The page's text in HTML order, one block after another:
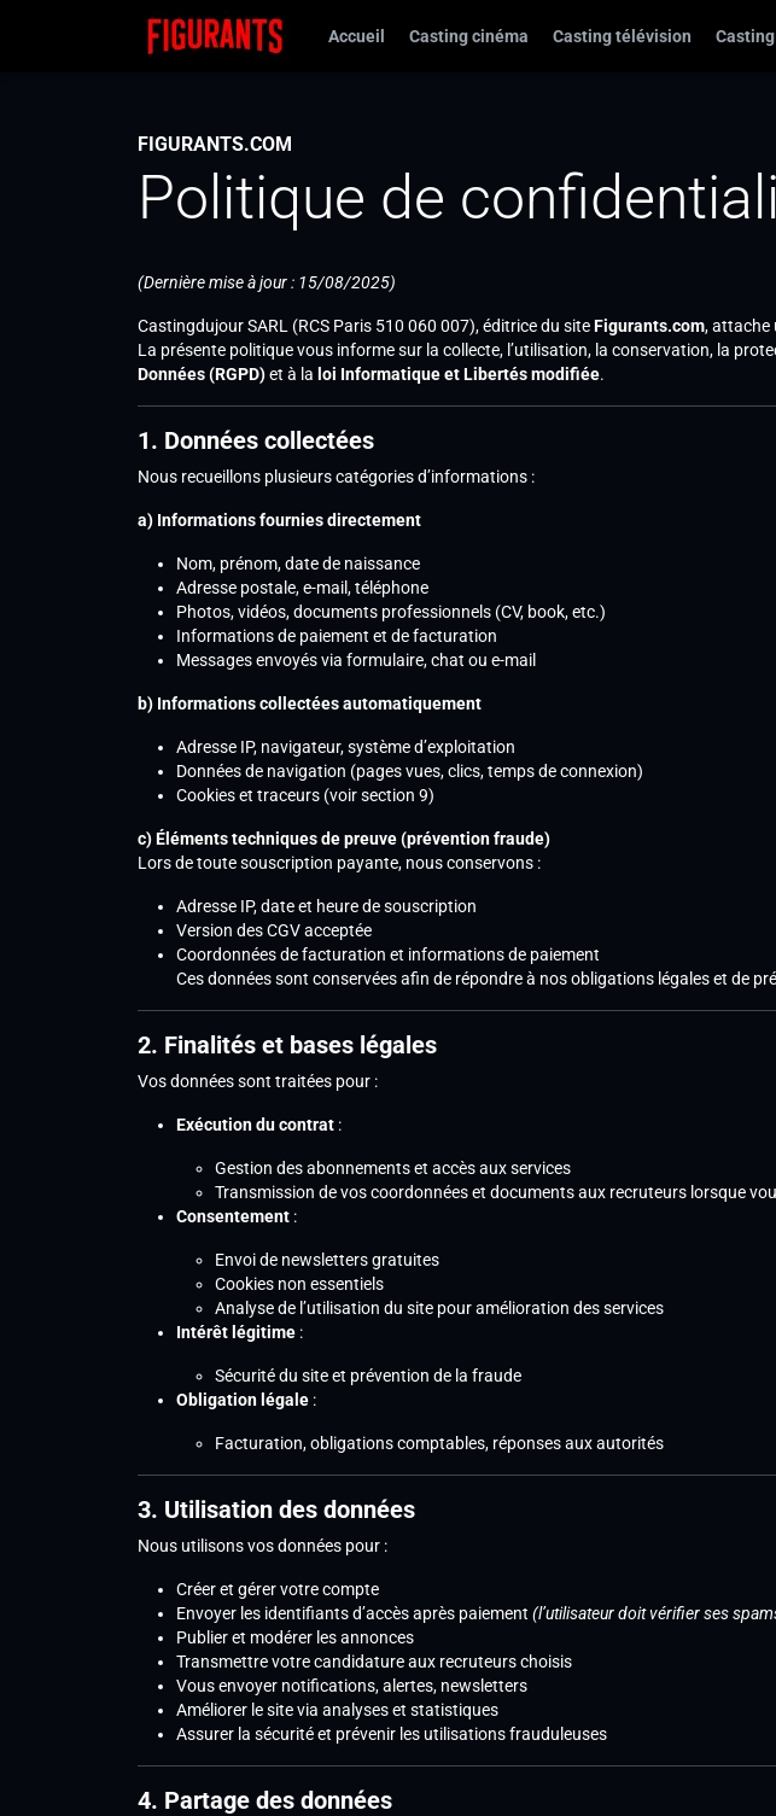
Accueil Casting cinéma Casting télévision
FIGURANTS.COM
Politique de
(Dernière mise à jour : 15/08/2025)
Castingdujour SARL (RCS Paris 510 060 007), éditrice du siteFigurants.com, attache
La présente politique vous informe sur la collecte, l’utilisation, la conservation, la
Données (RGPD)et à la loi Informatique et Libertés modifiée.
1. Données collectées
Nous recueillons plusieurs catégories d’informations :
a) Informations fournies directement
Nom, prénom, date de naissance
Adresse postale, e-mail, téléphone
Photos, vidéos, documents professionnels (CV, book, etc.)
Informations de paiement et de facturation
Messages envoyés via formulaire, chat ou e-mail
b) Informations collectées automatiquement
Adresse IP, navigateur, système d’exploitation
Données de navigation (pages vues, clics, temps de connexion)
Cookies et traceurs (voir section 9)
c) Éléments techniques de preuve (prévention fraude)
Lors de toute souscription payante, nous conservons :
Adresse IP, date et heure de souscription
Version des CGV acceptée
Coordonnées de facturation et informations de paiement
Ces données sont conservées afin de répondre à nos obligations légales et de
2. Finalités et bases légales
Vos données sont traitées pour :
Exécution du contrat :
Gestion des abonnements et accès aux services
Transmission de vos coordonnées et documents aux recruteurs lorsque
Consentement :
Envoi de newsletters gratuites
Cookies non essentiels
Analyse de l’utilisation du site pour amélioration des services
Intérêt légitime :
Sécurité du site et prévention de la fraude
Obligation légale :
Facturation, obligations comptables, réponses aux autorités
3. Utilisation des données
Nous utilisons vos données pour :
Créer et gérer votre compte
Envoyer les identifiants d’accès après paiement (l’utilisateur doit vérifier ses
Publier et modérer les annonces
Transmettre votre candidature aux recruteurs choisis
Vous envoyer notifications, alertes, newsletters
Améliorer le site via analyses et statistiques
Assurer la sécurité et prévenir les utilisations frauduleuses
4. Partage des données